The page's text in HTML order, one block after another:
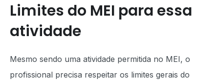
Limites do MEI para essa
atividade
Mesmo sendo uma atividade permitida no MEI, o
profissional precisa respeitar os limites gerais do